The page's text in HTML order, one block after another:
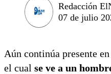
Redacción
07 de julio
Aún continúa presente
el cual se ve a un